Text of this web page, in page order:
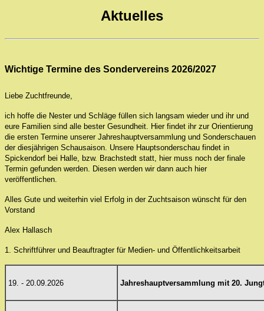
Aktuelles
Wichtige Termine des Sondervereins 2026/2027
Liebe Zuchtfreunde,
ich hoffe die Nester und Schläge füllen sich langsam wieder und ihr und
eure Familien sind alle bester Gesundheit. Hier findet ihr zur Orientierung
die ersten Termine unserer Jahreshauptversammlung und Sonderschauen
der diesjährigen Schausaison. Unsere Hauptsonderschau findet in
Spickendorf bei Halle, bzw. Brachstedt statt, hier muss noch der finale
Termin gefunden werden. Diesen werden wir dann auch hier
veröffentlichen.
Alles Gute und weiterhin viel Erfolg in der Zuchtsaison wünscht für den
Vorstand
Alex Hallasch
1. Schriftführer und Beauftragter für Medien- und Öffentlichkeitsarbeit
19. - 20.09.2026 Jahreshauptversammlung mit 20.